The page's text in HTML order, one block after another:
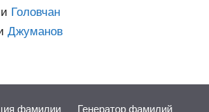
Головчан
Джуманов
фамилии Генератор фамилий